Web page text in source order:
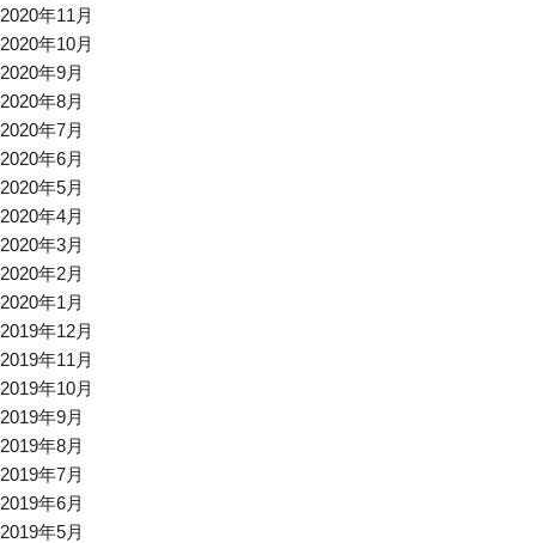
2020年11月
2020年10月
2020年9月
2020年8月
2020年7月
2020年6月
2020年5月
2020年4月
2020年3月
2020年2月
2020年1月
2019年12月
2019年11月
2019年10月
2019年9月
2019年8月
2019年7月
2019年6月
2019年5月